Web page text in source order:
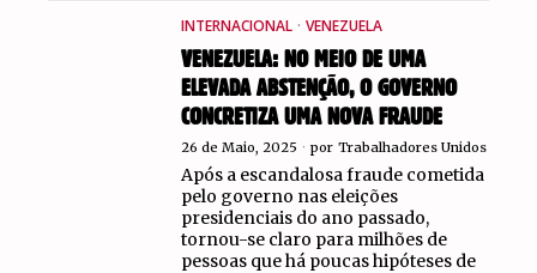
INTERNACIONAL · VENEZUELA
VENEZUELA: NO MEIO DE UMA
ELEVADA ABSTENÇÃO, O GOVERNO
CONCRETIZA UMA NOVA FRAUDE
26 de Maio, 2025 por Trabalhadores Unidos
Após a escandalosa fraude cometida
pelo governo nas eleições
presidenciais do ano passado,
tornou-se claro para milhões de
pessoas que há poucas hipóteses de